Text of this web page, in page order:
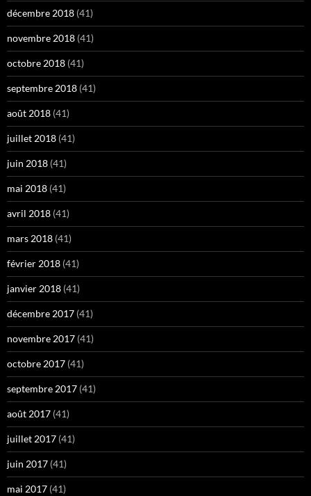
décembre 2018 (41)
novembre 2018 (41)
octobre 2018 (41)
septembre 2018 (41)
août 2018 (41)
juillet 2018 (41)
juin 2018 (41)
mai 2018 (41)
avril 2018 (41)
mars 2018 (41)
février 2018 (41)
janvier 2018 (41)
décembre 2017 (41)
novembre 2017 (41)
octobre 2017 (41)
septembre 2017 (41)
août 2017 (41)
juillet 2017 (41)
juin 2017 (41)
mai 2017 (41)